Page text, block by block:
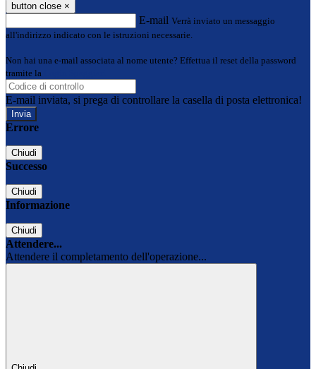
button close ×
E-mail Verrà inviato un messaggio
all'indirizzo indicato con le istruzioni necessarie.
Non hai una e-mail associata al nome utente? Effettua il reset della password
tramite la
E-mail inviata, si prega di controllare la casella di posta elettronica!
Errore
Chiudi
Successo
Chiudi
Informazione
Chiudi
Attendere...
Attendere il completamento dell'operazione...